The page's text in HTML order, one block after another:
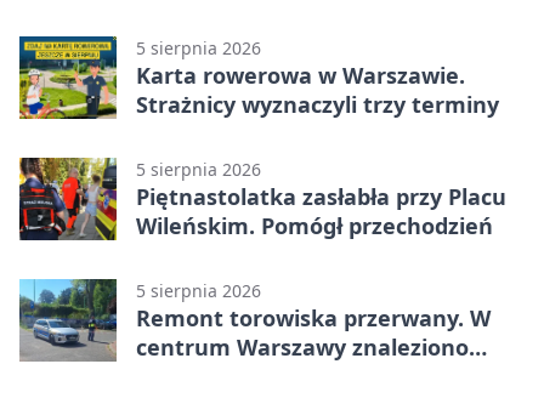
5 sierpnia 2026
Karta rowerowa w Warszawie.
Strażnicy wyznaczyli trzy terminy
5 sierpnia 2026
Piętnastolatka zasłabła przy Placu
Wileńskim. Pomógł przechodzień
5 sierpnia 2026
Remont torowiska przerwany. W
centrum Warszawy znaleziono